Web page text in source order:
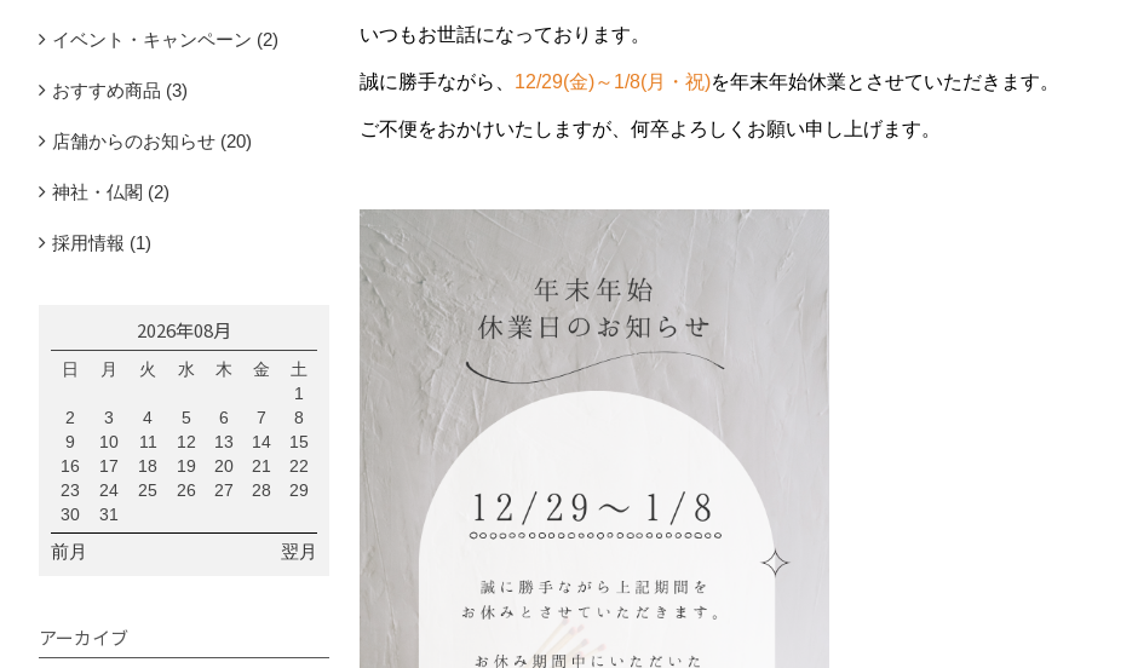
いつもお世話になっております。
誠に勝手ながら、 12/29(金)～1/8(月・祝)を年末年始休業とさせていただきます。
ご不便をおかけいたしますが、何卒よろしくお願い申し上げます。
イベント・キャンペーン (2)
おすすめ商品 (3)
店舗からのお知らせ (20)
神社・仏閣 (2)
採用情報 (1)
2026年08月
日 月 火 水 木 金
土
1
2
3 4 5 6 7
8
9
10 11 12 13 14
15
16
17 18 19 20 21
22
23
24 25 26 27 28
29
30
31
前月 翌月
アーカイブ